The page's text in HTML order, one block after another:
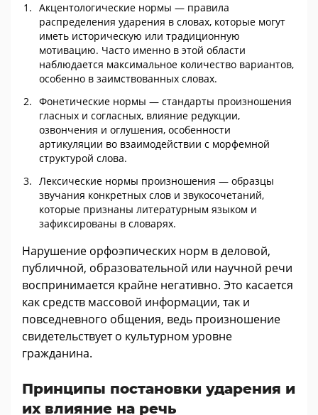
Акцентологические нормы — правила
распределения ударения в словах, которые могут
иметь историческую или традиционную
мотивацию. Часто именно в этой области
наблюдается максимальное количество вариантов,
особенно в заимствованных словах.
Фонетические нормы — стандарты произношения
гласных и согласных, влияние редукции,
озвончения и оглушения, особенности
артикуляции во взаимодействии с морфемной
структурой слова.
Лексические нормы произношения — образцы
звучания конкретных слов и звукосочетаний,
которые признаны литературным языком и
зафиксированы в словарях.
Нарушение орфоэпических норм в деловой,
публичной, образовательной или научной речи
воспринимается крайне негативно. Это касается
как средств массовой информации, так и
повседневного общения, ведь произношение
свидетельствует о культурном уровне
гражданина.
Принципы постановки ударения и
их влияние на речь